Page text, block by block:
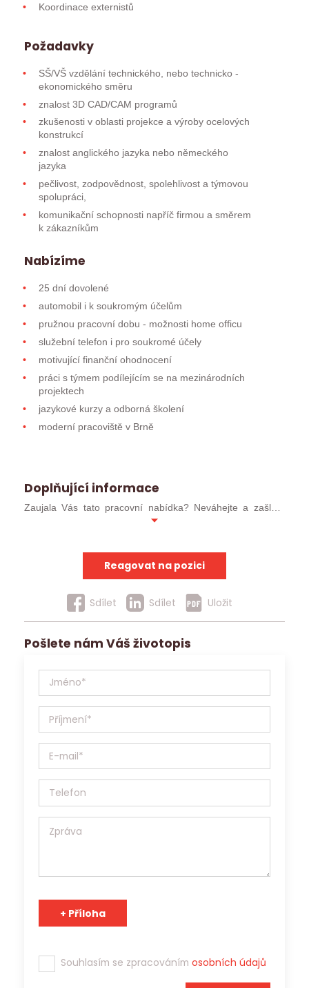
Koordinace externistů
Požadavky
SŠ/VŠ vzdělání technického, nebo technicko -
ekonomického směru
znalost 3D CAD/CAM programů
zkušenosti v oblasti projekce a výroby ocelových
konstrukcí
znalost anglického jazyka nebo německého
jazyka
pečlivost, zodpovědnost, spolehlivost a týmovou
spolupráci,
komunikační schopnosti napříč firmou a směrem
k zákazníkům
Nabízíme
25 dní dovolené
automobil i k soukromým účelům
pružnou pracovní dobu - možnosti home officu
služební telefon i pro soukromé účely
motivující finanční ohodnocení
práci s týmem podílejícím se na mezinárodních
projektech
jazykové kurzy a odborná školení
moderní pracoviště v Brně
Doplňující informace
Zaujala Vás tato pracovní nabídka? Neváhejte a zašlete
svůj profesní životopis ve formátu MS WORD (ideálně
kontaktovat přímo svého konzultanta.
kontaktovat obratem. Ostatní uchazeče budeme
kontaktovat v případě, že pro ně nalezneme jinou vhodnou
Jobs Contact Personal, s.r.o. se sídlem v Brně, Křenová
531/69a, IČ:17181879 (dále jen Jobs Contact) bude Vaše
osobní údaje (životopis, případně další materiály)
zpracovávat v souladu se Zákonem o ochraně osobních
údajů 110/2019 Sb. a v souladu s Obecným nařízením o
ochraně osobních údajů (EU) 2016/679, a to výhradně za
zprostředkování zaměstnání. Jobs Contact je pracovní
Tým Jobs Contact se těší na spolupráci s Vámi!
Reagovat na pozici
Sdílet Sdílet Uložit
Pošlete nám Váš životopis
Souhlasím se zpracováním osobních údajů